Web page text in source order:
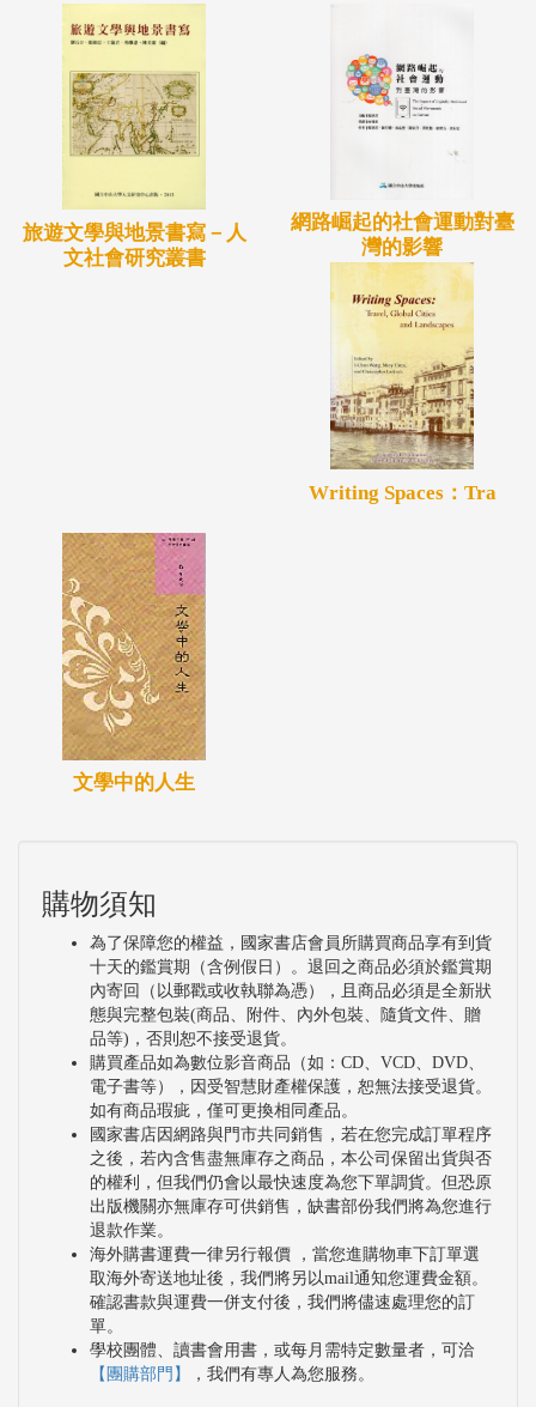
旅遊文學與地景書寫－人
文社會研究叢書
網路崛起的社會運動對臺
灣的影響
Writing Spaces：Tra
文學中的人生
購物須知
為了保障您的權益，國家書店會員所購買商品享有到貨
十天的鑑賞期（含例假日）。退回之商品必須於鑑賞期
內寄回（以郵戳或收執聯為憑），且商品必須是全新狀
態與完整包裝(商品、附件、內外包裝、隨貨文件、贈
品等)，否則恕不接受退貨。
購買產品如為數位影音商品（如：CD、VCD、DVD、
電子書等），因受智慧財產權保護，恕無法接受退貨。
如有商品瑕疵，僅可更換相同產品。
國家書店因網路與門市共同銷售，若在您完成訂單程序
之後，若內含售盡無庫存之商品，本公司保留出貨與否
的權利，但我們仍會以最快速度為您下單調貨。但恐原
出版機關亦無庫存可供銷售，缺書部份我們將為您進行
退款作業。
海外購書運費一律另行報價 ，當您進購物車下訂單選
取海外寄送地址後，我們將另以mail通知您運費金額。
確認書款與運費一併支付後，我們將儘速處理您的訂
單。
學校團體、讀書會用書，或每月需特定數量者，可洽
【團購部門】
，我們有專人為您服務。